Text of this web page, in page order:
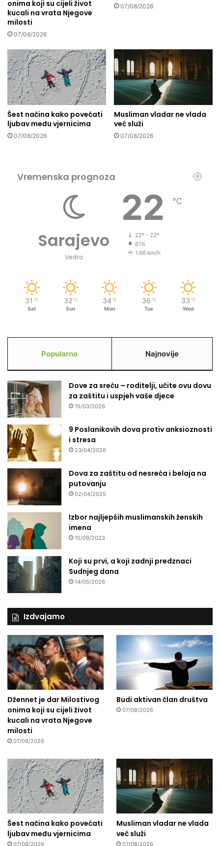
a
l
a
a
c
i
j
K
u
r
b
r
u
ć
e
j
e
t
a
n
e
onima koji su cijeli život
kucali na vrata Njegove
milosti
07/08/2026
07/08/2026
Šest načina kako povećati
ljubav među vjernicima
07/08/2026
Musliman vladar ne vlada
već služi
07/08/2026
Vremenska prognoza
Sarajevo
Vedro
22 ℃
22º - 22º
61%
1.66 km/h
31 ℃
Sat
32 ℃
Sun
34 ℃
Mon
36 ℃
Tue
33 ℃
Wed
Popularno Najnovije
Dove za sreću – roditelji, učite ovu dovu
za zaštitu i uspjeh vaše djece
15/03/2026
9 Poslanikovih dova protiv anksioznosti
i stresa
23/04/2026
Dova za zaštitu od nesreća i belaja na
putovanju
02/04/2025
Izbor najljepših muslimanskih ženskih
imena
15/09/2023
Koji su prvi, a koji zadnji predznaci
Sudnjeg dana
14/05/2026
Izdvajamo
Džennet je dar Milostivog
onima koji su cijeli život
kucali na vrata Njegove
milosti
07/08/2026
Budi aktivan član društva
07/08/2026
Šest načina kako povećati
ljubav među vjernicima
07/08/2026
Musliman vladar ne vlada
već služi
07/08/2026